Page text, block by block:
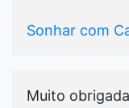
Sonhar com
Muito